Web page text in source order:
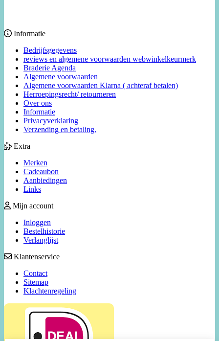
Informatie
Bedrijfsgegevens
reviews en algemene voorwaarden webwinkelkeurmerk
Braderie Agenda
Algemene voorwaarden
Algemene voorwaarden Klarna ( achteraf betalen)
Herroepingsrecht/ retourneren
Over ons
Informatie
Privacyverklaring
Verzending en betaling.
Extra
Merken
Cadeaubon
Aanbiedingen
Links
Mijn account
Inloggen
Bestelhistorie
Verlanglijst
Klantenservice
Contact
Sitemap
Klachtenregeling